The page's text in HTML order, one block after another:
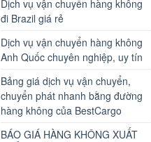
Dịch vụ vận chuyển hàng không
đi Brazil giá rẻ
Dịch vụ vận chuyển hàng không
Anh Quốc chuyên nghiệp, uy tín
Bảng giá dịch vụ vận chuyển,
chuyển phát nhanh bằng đường
hàng không của BestCargo
BÁO GIÁ HÀNG KHÔNG XUẤT